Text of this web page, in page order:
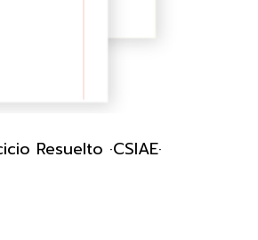
Resuelto ·CSIAE·